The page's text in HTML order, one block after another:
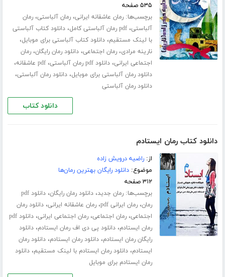
۵۳۵ صفحه
برچسب‌ها:رمان عاشقانه ایرانی،رمان آلباستی،رمان
آلباستی،pdf رمان آلباستی کامل ،دانلود کتاب آلباستی
با لینک مستقیم،دانلود کتاب آلباستی برای موبایل،
نارینه مرادی،رمان اجتماعی،دانلود رمان رایگان،رمان
اجتماعی ایرانی،دانلود pdf رمان آلباستی ،pdf عاشقانه ،
دانلود رمان آلباستی برای موبایل،دانلود رمان آلباستی،
دانلود رمان آلباستی
دانلود کتاب
دانلود کتاب رمان ایستادم
از:راضیه درویش زاده
موضوع:دانلود رایگان بهترین رمان‌ها
۳۱۲ صفحه
برچسب‌ها:رمان جدید،دانلود رمان رایگان،
دانلود pdf
رمان،رمان ایرانی pdf ،رمان عاشقانه ایرانی،دانلود رمان
اجتماعی،رمان اجتماعی،رمان اجتماعی ایرانی،
دانلود pdf
رمان ایستادم،دانلود پی دی اف رمان ایستادم،دانلود
رایگان رمان ایستادم،دانلود رمان ایستادم،دانلود رمان
ایستادم،دانلود رمان ایستادم با لینک مستقیم،دانلود
رمان ایستادم برای موبایل